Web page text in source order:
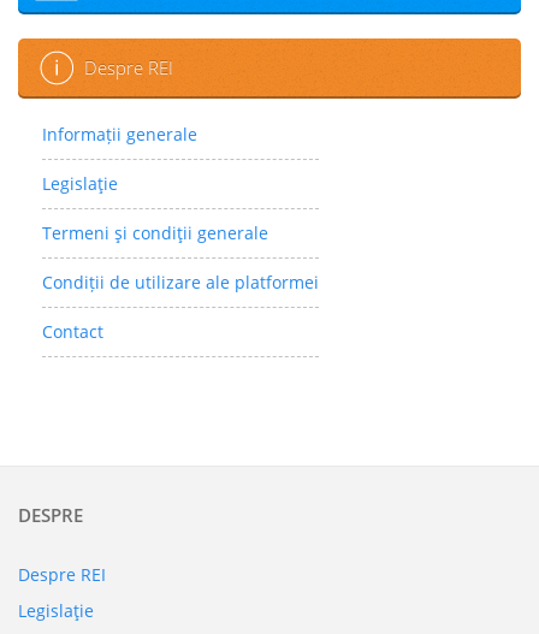
Despre REI
Informații generale
Legislaţie
Termeni şi condiţii generale
Condiții de utilizare ale platformei
Contact
DESPRE
Despre REI
Legislaţie